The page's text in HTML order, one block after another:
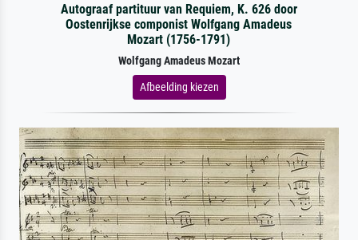
Autograaf partituur van Requiem, K. 626 door
Oostenrijkse componist Wolfgang Amadeus
Mozart (1756-1791)
Wolfgang Amadeus Mozart
Afbeelding kiezen